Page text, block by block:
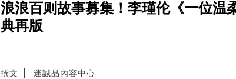
浪浪百则故事募集！李瑾伦《一位温
典再版
撰文 迷誠品內容中心